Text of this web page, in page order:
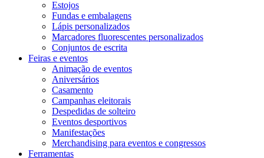
Estojos
Fundas e embalagens
Lápis personalizados
Marcadores fluorescentes personalizados
Conjuntos de escrita
Feiras e eventos
Animação de eventos
Aniversários
Casamento
Campanhas eleitorais
Despedidas de solteiro
Eventos desportivos
Manifestações
Merchandising para eventos e congressos
Ferramentas